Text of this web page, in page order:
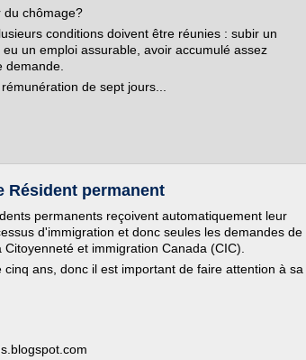
du chômage?
conditions doivent être réunies : subir un
un emploi assurable, avoir accumulé assez
demande.
de sept jours...
Résident permanent
permanents reçoivent automatiquement leur
d'immigration et donc seules les demandes de
et immigration Canada (CIC).
ans, donc il est important de faire attention à sa